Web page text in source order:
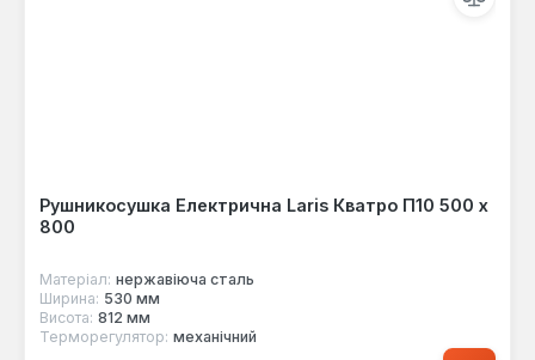
Рушникосушка Електрична Laris Кватро П10 500 х
800
Матеріал: нержавіюча сталь
Ширина: 530 мм
Висота: 812 мм
Терморегулятор: механічний